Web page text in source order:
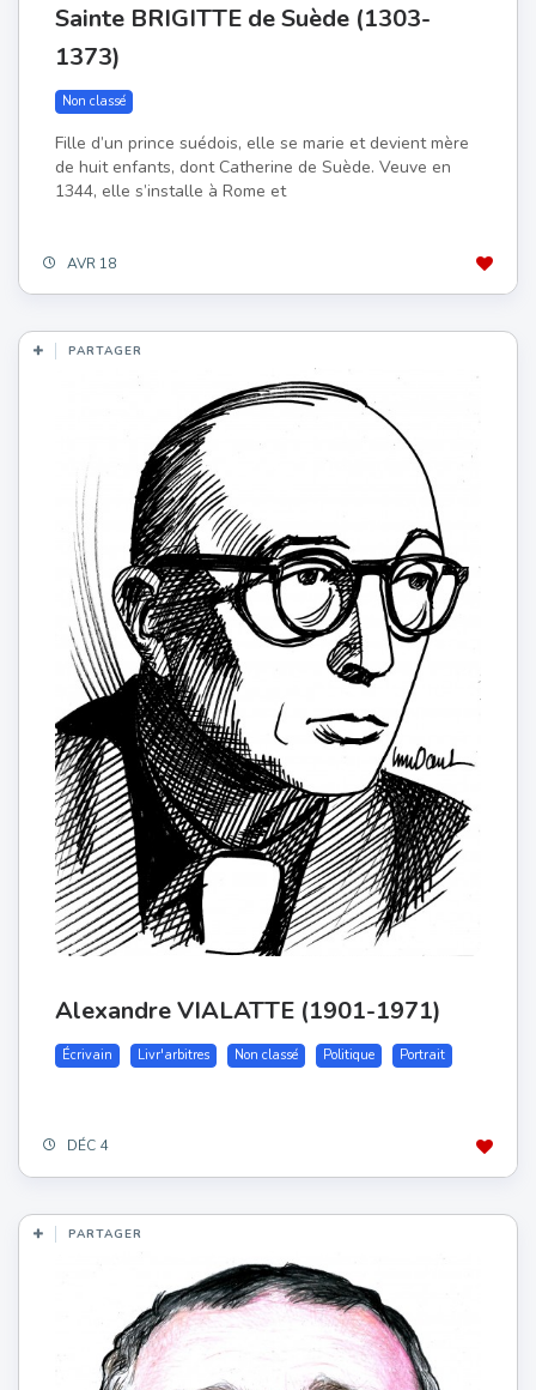
Sainte BRIGITTE de Suède (1303-
1373)
Non classé
Fille d’un prince suédois, elle se marie et devient mère
de huit enfants, dont Catherine de Suède. Veuve en
1344, elle s’installe à Rome et
AVR 18
PARTAGER
Alexandre VIALATTE (1901-1971)
Écrivain Livr'arbitres Non classé Politique Portrait
DÉC 4
PARTAGER